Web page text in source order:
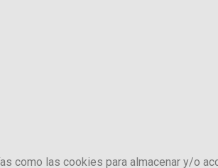
como las cookies para almacenar y/o